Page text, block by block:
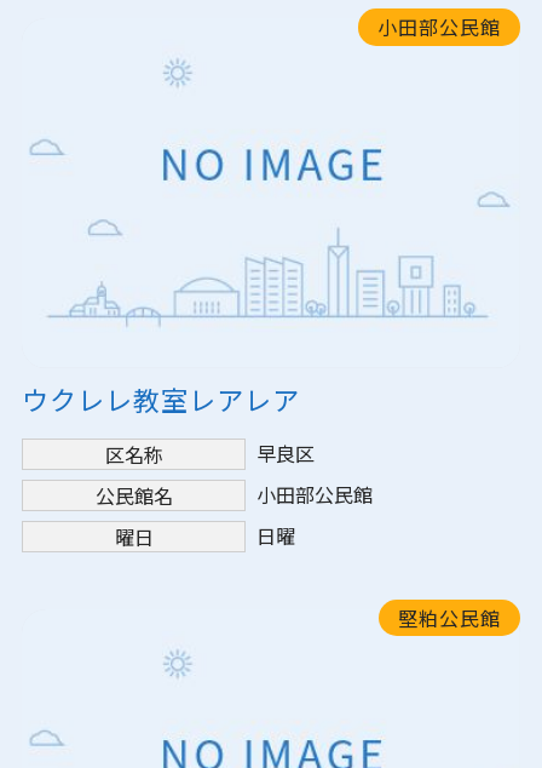
小田部公民館
ウクレレ教室レアレア
区名称
早良区
公民館名
小田部公民館
曜日
日曜
堅粕公民館